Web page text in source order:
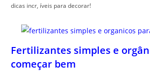
dicas incr, íveis para decorar!
Fertilizantes simples e
começar bem